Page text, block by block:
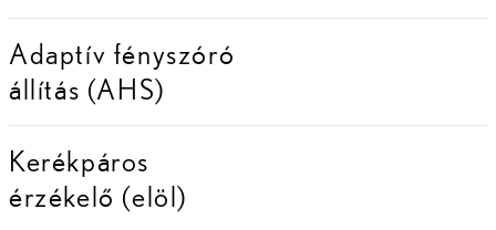
Adaptív fényszóró
állítás (AHS)
Kerékpáros
érzékelő (elöl)